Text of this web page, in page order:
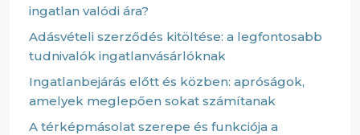
ingatlan valódi ára?
Adásvételi szerződés kitöltése: a legfontosabb
tudnivalók ingatlanvásárlóknak
Ingatlanbejárás előtt és közben: apróságok,
amelyek meglepően sokat számítanak
A térképmásolat szerepe és funkciója a